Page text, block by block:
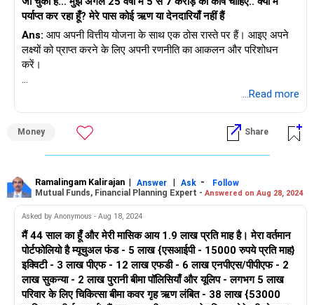
PLI, ICICI जैसी बीमा पॉलिसियाँ प्रूडेंशियल और टाटा एआईए शायद उच्च
रिटर्न न दें। इन्हें सरेंडर करने और फंड को उच्च-उपज वाले निवेशों में
पुनर्निर्देशित करने पर विचार करें।
म्यूचुअल फंड निवेश बढ़ाएँ
म्यूचुअल फंड इंडेक्स फंड की तुलना में अधिक रिटर्न दे सकते हैं। इक्विटी और
डेट फंड में विविधता लाने पर ध्यान दें।
अपने SIP निवेश को धीरे-धीरे बढ़ाएँ। अतिरिक्त 10-15% वृद्धि से शुरू करें
और हर 6 महीने में समीक्षा करें।
NPS योगदान को अधिकतम करें
NPS अच्छे रिटर्न और कर लाभ प्रदान करता है। ₹18k/माह का योगदान
जारी रखें और यदि संभव हो तो बढ़ाएँ।
पर्याप्त कर रहा हूँ? मेरे पास कोई ऋण या देनदारियाँ नहीं हैं
Ans: आप अपनी वित्तीय योजना के साथ एक ठोस रास्ते पर हैं। आइए अपने
लक्ष्यों को प्राप्त करने के लिए अपनी रणनीति का आकलन और परिशोधन
करें।
आपकी 12 लाख रुपये की FD और 21 लाख रुपये के एकमुश्त म्यूचुअल फंड
अच्छे हैं। आपकी 17,000 रुपये प्रति माह की SIP अनुशासन को दर्शाती है।
अपनी SIP राशि को धीरे-धीरे बढ़ाने से आपको अपने कॉर्पस लक्ष्य तक तेज़ी से
पहुँचने में मदद मिल सकती है। इससे चक्रवृद्धि की शक्ति का लाभ उठाया जा
सकता है।
सेवानिवृत्ति के लिए धन आवंटित करें
25 वर्षों में 5 से 7 करोड़ रुपये का आपका लक्ष्य प्राप्त करने योग्य है। लंबी
अवधि के विकास के लिए विविध इक्विटी म्यूचुअल फंड में निवेश करना जारी
...Read more
Money Share
Ramalingam Kalirajan | Answer | Ask -
Follow
Mutual Funds, Financial Planning Expert - Answered on Aug 28, 2024
Asked by Anonymous - Aug 18, 2024
मैं 44 साल का हूँ और मेरी मासिक आय 1.9 लाख प्रति माह है। मेरा वर्तमान
पोर्टफोलियो है म्यूचुअल फंड - 5 लाख {एसआईपी - 15000 रुपये प्रति माह}
इक्विटी - 3 लाख पीएफ - 12 लाख एफडी - 6 लाख एनपीएस/पीपीएफ - 2
लाख सुकन्या - 2 लाख पुरानी बीमा पॉलिसियाँ और यूलिप - लगभग 5 लाख
परिवार के लिए चिकित्सा बीमा कवर गृह ऋण लंबित - 38 लाख {53000